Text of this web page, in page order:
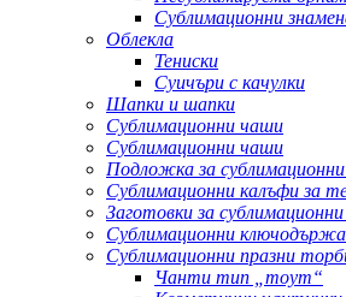
Сублимационни
Облекла
Тениски
Суичъри с качулки
Шапки и шапки
Сублимационни чаши
Сублимационни чаши
Подложка за
Сублимационни калъфи за
Заготовки за
Сублимационни
Сублимационни празни
Чанти тип „тоут“